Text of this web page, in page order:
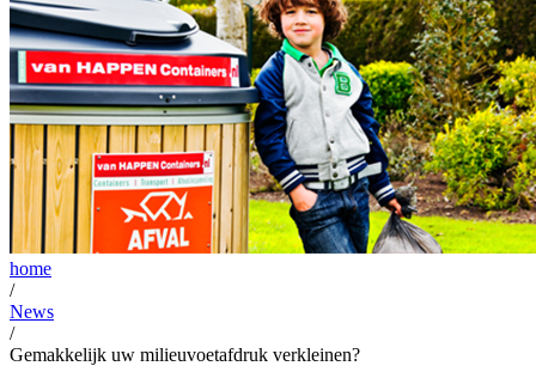
home
/
News
/
Gemakkelijk uw milieuvoetafdruk verkleinen?